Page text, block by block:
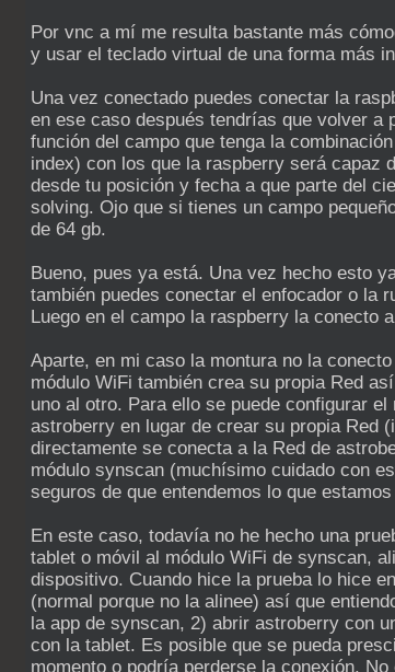
Por vnc a mí me resulta bastante más
y usar el teclado virtual de una forma más
Una vez conectado puedes conectar la
en ese caso después tendrías que volver a
función del campo que tenga la
index) con los que la raspberry será capaz
desde tu posición y fecha a que parte del
solving. Ojo que si tienes un campo
de 64 gb.
Bueno, pues ya está. Una vez hecho esto
también puedes conectar el enfocador o la
Luego en el campo la raspberry la conecto
Aparte, en mi caso la montura no la
módulo WiFi también crea su propia Red
uno al otro. Para ello se puede configurar
astroberry en lugar de crear su propia Red
directamente se conecta a la Red de
módulo synscan (muchísimo cuidado con
seguros de que entendemos lo que
En este caso, todavía no he hecho una
tablet o móvil al módulo WiFi de synscan,
dispositivo. Cuando hice la prueba lo hice
(normal porque no la alinee) así que
la app de synscan, 2) abrir astroberry con
con la tablet. Es posible que se pueda
momento o podría perderse la conexión.